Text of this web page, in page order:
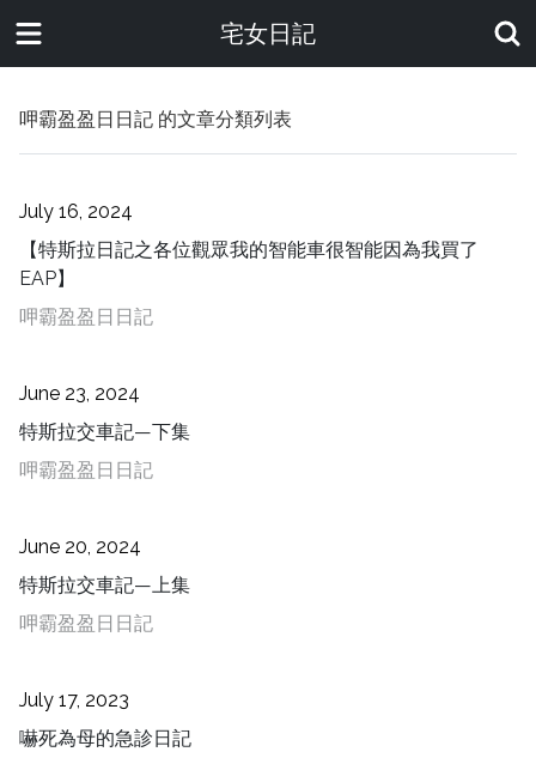
宅女日記
呷霸盈盈日日記 的文章分類列表
July 16, 2024
【特斯拉日記之各位觀眾我的智能車很智能因為我買了
EAP】
呷霸盈盈日日記
June 23, 2024
特斯拉交車記—下集
呷霸盈盈日日記
June 20, 2024
特斯拉交車記—上集
呷霸盈盈日日記
July 17, 2023
嚇死為母的急診日記